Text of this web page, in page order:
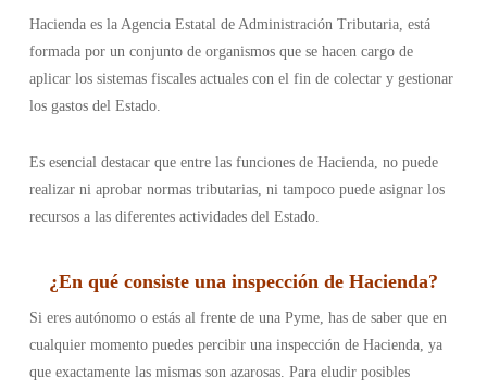
Hacienda es la Agencia Estatal de Administración Tributaria, está
formada por un conjunto de organismos que se hacen cargo de
aplicar los sistemas fiscales actuales con el fin de colectar y gestionar
los gastos del Estado.
Es esencial destacar que entre las funciones de Hacienda, no puede
realizar ni aprobar normas tributarias, ni tampoco puede asignar los
recursos a las diferentes actividades del Estado.
¿En qué consiste una inspección de Hacienda?
Si eres autónomo o estás al frente de una Pyme, has de saber que en
cualquier momento puedes percibir una inspección de Hacienda, ya
que exactamente las mismas son azarosas. Para eludir posibles